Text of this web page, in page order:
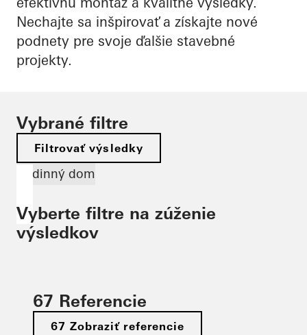
Nechajte sa inšpirovať a získajte nové
podnety pre svoje ďalšie stavebné
projekty.
Vybrané filtre
Filtrovať výsledky
Rodinný dom
Vyberte filtre na zúženie
výsledkov
67 Referencie
67 Zobraziť referencie